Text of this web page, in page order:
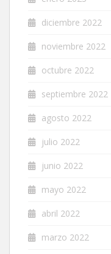
diciembre 2022
noviembre 2022
octubre 2022
septiembre 2022
agosto 2022
julio 2022
junio 2022
mayo 2022
abril 2022
marzo 2022